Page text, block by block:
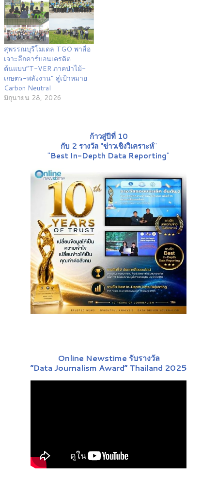
สุพรรณบุรีโมเดล TGO พาสื่อ
เจาะลึกคาร์บอนเครดิต
ต้นแบบ“T-VER ภาคป่าไม้-
เกษตร-พลังงาน” สู่เป้าหมาย
Carbon Neutral
มิถุนายน 28, 2026
ก้าวสู่ปีที่ 10
กับ 2 รางวัล "ข่าวเชิงวิเคราะห์"
"Best In-Depth Data Reporting"
Online Newstime รับรางวัล
“Data Journalism Award” Thailand 2025